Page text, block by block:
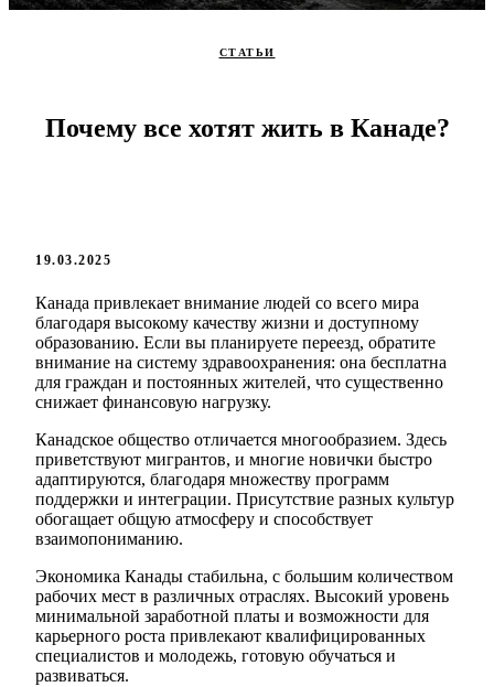
СТАТЬИ
Почему все хотят жить в Канаде?
19.03.2025
Канада привлекает внимание людей со всего мира
благодаря высокому качеству жизни и доступному
образованию. Если вы планируете переезд, обратите
внимание на систему здравоохранения: она бесплатна
для граждан и постоянных жителей, что существенно
снижает финансовую нагрузку.
Канадское общество отличается многообразием. Здесь
приветствуют мигрантов, и многие новички быстро
адаптируются, благодаря множеству программ
поддержки и интеграции. Присутствие разных культур
обогащает общую атмосферу и способствует
взаимопониманию.
Экономика Канады стабильна, с большим количеством
рабочих мест в различных отраслях. Высокий уровень
минимальной заработной платы и возможности для
карьерного роста привлекают квалифицированных
специалистов и молодежь, готовую обучаться и
развиваться.